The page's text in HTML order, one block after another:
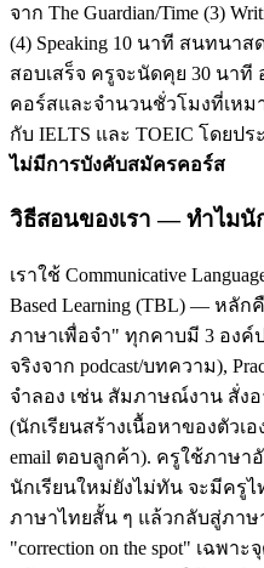
จาก The Guardian/Time (3)
(4) Speaking 10 นาที สนทนา
สอบเสร็จ ครูจะนัดคุย 30 นา
คอร์สและจำนวนชั่วโมงที่เหม
กับ IELTS และ TOEIC โดยป
ไม่มีการบังคับสมัครคอร์ส
วิธีสอนของเรา — ทำไมนั
เราใช้ Communicative
Based Learning (TBL) — หลั
ภาษาเพื่อจำ" ทุกคาบมี 3 องค์
จริงจาก podcast/บทความ),
จำลอง เช่น สัมภาษณ์งาน สั่งอ
(นักเรียนสร้างเนื้อหาของตัวเ
email ตอบลูกค้า). ครูใช้ภาษา
นักเรียนใหม่ยังไม่ทัน จะมีครูไ
ภาษาไทยสั้น ๆ แล้วกลับสู่ภาษ
"correction on the spot" เฉพ